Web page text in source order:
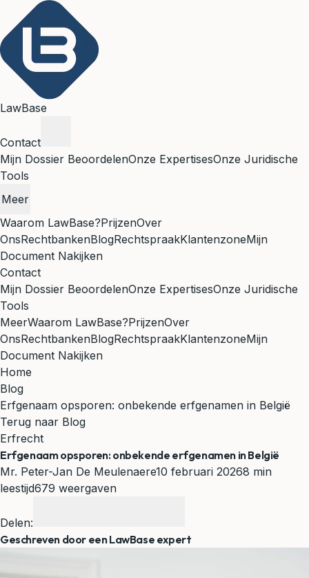
LawBase
Contact
Mijn Dossier BeoordelenOnze ExpertisesOnze Juridische
Tools
Meer
Waarom LawBase?PrijzenOver
OnsRechtbankenBlogRechtspraakKlantenzoneMijn
Document Nakijken
Contact
Mijn Dossier BeoordelenOnze ExpertisesOnze Juridische
Tools
MeerWaarom LawBase?PrijzenOver
OnsRechtbankenBlogRechtspraakKlantenzoneMijn
Document Nakijken
Home
Blog
Erfgenaam opsporen: onbekende erfgenamen in België
Terug naar Blog
Erfrecht
Erfgenaam opsporen: onbekende erfgenamen in België
Mr. Peter-Jan De Meulenaere10 februari 20268 min
leestijd679 weergaven
Delen:
Geschreven door een LawBase expert